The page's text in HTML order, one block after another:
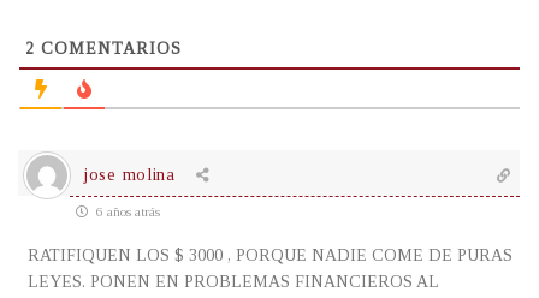
2 COMENTARIOS
jose molina
6 años atrás
RATIFIQUEN LOS $ 3000 , PORQUE NADIE COME DE PURAS
LEYES. PONEN EN PROBLEMAS FINANCIEROS AL